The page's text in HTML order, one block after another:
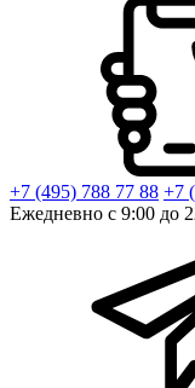
+7 (495) 788 77 88 +7
Ежедневно с 9:00 до